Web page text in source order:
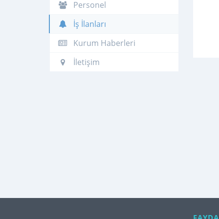
Personel
İş İlanları
Kurum Haberleri
İletişim